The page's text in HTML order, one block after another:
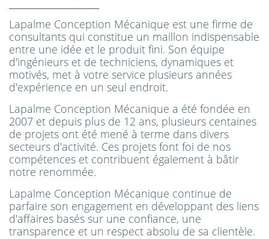
Lapalme Conception Mécanique est une firme de
consultants qui constitue un maillon indispensable
entre une idée et le produit fini. Son équipe
d'ingénieurs et de techniciens, dynamiques et
motivés, met à votre service plusieurs années
d'expérience en un seul endroit.
Lapalme Conception Mécanique a été fondée en
2007 et depuis plus de 12 ans, plusieurs centaines
de projets ont été mené à terme dans divers
secteurs d'activité. Ces projets font foi de nos
compétences et contribuent également à bâtir
notre renommée.
Lapalme Conception Mécanique continue de
parfaire son engagement en développant des liens
d'affaires basés sur une confiance, une
transparence et un respect absolu de sa clientèle.